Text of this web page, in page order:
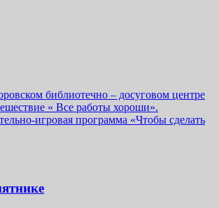
библиотечно – досуговом центре
« Все работы хороши».
игровая программа «Чтобы сделать